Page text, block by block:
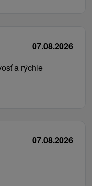
07.08.2026
a rýchle
07.08.2026